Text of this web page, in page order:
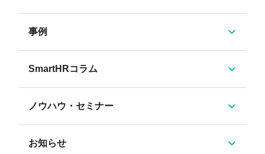
事例
SmartHRコラム
ノウハウ・セミナー
お知らせ